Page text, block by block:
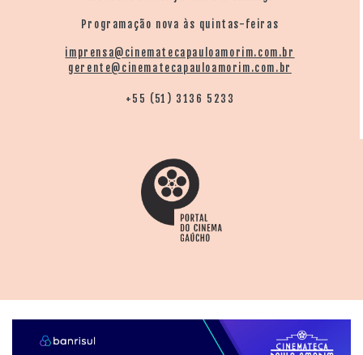
Programação nova às quintas-feiras
imprensa@cinematecapauloamorim.com.br
gerente@cinematecapauloamorim.com.br
+55 (51) 3136 5233